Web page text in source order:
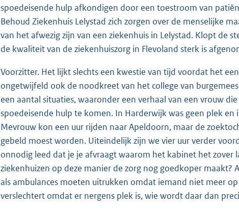
spoedeisende hulp afkondigen door een toestroom van
Behoud Ziekenhuis Lelystad zich zorgen over de menselijke
van het afwezig zijn van een ziekenhuis in Lelystad. Klopt de
de kwaliteit van de ziekenhuiszorg in Flevoland sterk is
Voorzitter. Het lijkt slechts een kwestie van tijd voordat het
ongetwijfeld ook de noodkreet van het college van
een aantal situaties, waaronder een verhaal van een vrouw
spoedeisende hulp te komen. In Harderwijk was geen plek
Mevrouw kon een uur rijden naar Apeldoorn, maar de
gebeld moest worden. Uiteindelijk zijn we vier uur verder
onnodig leed dat je je afvraagt waarom het kabinet het
ziekenhuizen op deze manier de zorg nog goedkoper
als ambulances moeten uitrukken omdat iemand niet meer
verslechtert omdat er nergens plek is, wie wordt daar dan